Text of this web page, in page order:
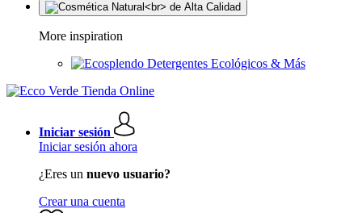
More inspiration
Detergentes Ecológicos & Más
Iniciar sesión
Iniciar sesión ahora
¿Eres un nuevo usuario?
Crear una cuenta